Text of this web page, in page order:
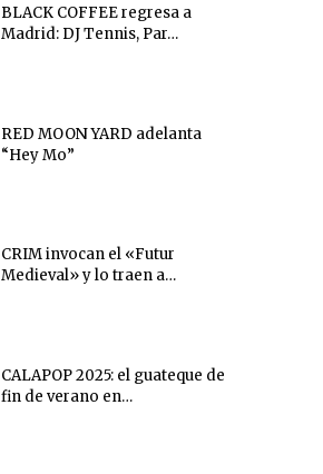
BLACK COFFEE regresa a
Madrid: DJ Tennis, Par…
RED MOON YARD adelanta
“Hey Mo”
CRIM invocan el «Futur
Medieval» y lo traen a…
CALAPOP 2025: el guateque de
fin de verano en…